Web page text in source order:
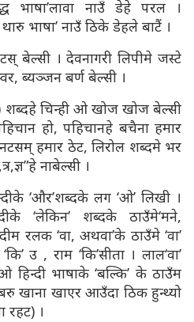
भाषा’लावा नाउँ डेहे परल ।
भाषा’ नाउँ ठिके डेहले बाटैं ।
बेल्सी । देवनागरी लिपीमे जस्टे
ब्यञ्जन बर्ण बेल्सी ।
शब्दहे चिन्ही ओ खोज खोज बेल्सी
हो, पहिचानहे बचैना हमार
हमार ठेट, लिरोल शब्दमे भर
नाबेल्सी ।
‘और’शब्दके लग ‘ओ’ लिखी ।
‘लेकिन’ शब्दके ठाउँमे‘मने,
रलक ‘वा, अथवा’के ठाउँमे ‘वा’
उ , राम ‘कि’सीता । लाल‘वा’
हिन्दी भाषाके ‘बल्कि’ के ठाउँम
खाना खाएर आउँदा ठिक हुन्थ्यो
रहट) ।